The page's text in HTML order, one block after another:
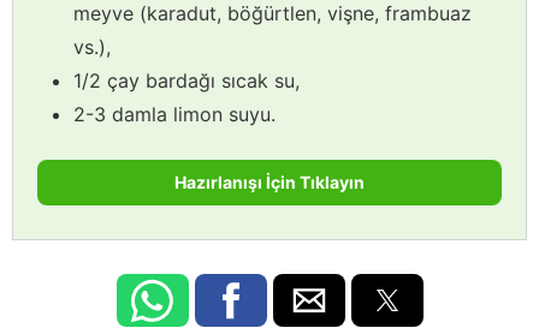
meyve (karadut, böğürtlen, vişne, frambuaz
vs.),
1/2 çay bardağı sıcak su,
2-3 damla limon suyu.
Hazırlanışı İçin Tıklayın